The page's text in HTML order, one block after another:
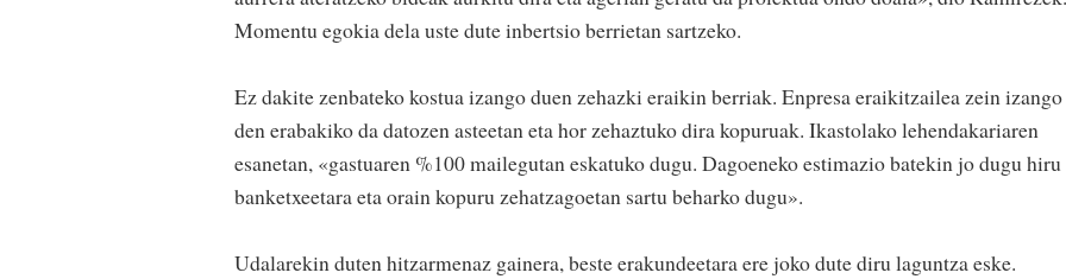
Momentu egokia dela uste dute inbertsio berrietan sartzeko.
Ez dakite zenbateko kostua izango duen zehazki eraikin berriak. Enpresa eraikitzailea zein izango
den erabakiko da datozen asteetan eta hor zehaztuko dira kopuruak. Ikastolako lehendakariaren
esanetan, «gastuaren %100 mailegutan eskatuko dugu. Dagoeneko estimazio batekin jo dugu hiru
banketxeetara eta orain kopuru zehatzagoetan sartu beharko dugu».
Udalarekin duten hitzarmenaz gainera, beste erakundeetara ere joko dute diru laguntza eske.